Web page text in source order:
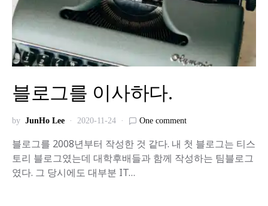
블로그를 이사하다.
by JunHo Lee 2020-11-24 One comment
블로그를 2008년부터 작성한 것 같다. 내 첫 블로그는 티스
토리 블로그였는데 대학후배들과 함께 작성하는 팀블로그
였다. 그 당시에도 대부분 IT…